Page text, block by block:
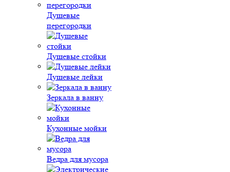
Душевые
перегородки
Душевые стойки
Душевые лейки
Зеркала в ванну
Кухонные мойки
Ведра для мусора